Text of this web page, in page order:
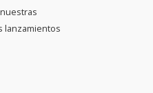
lanzamientos